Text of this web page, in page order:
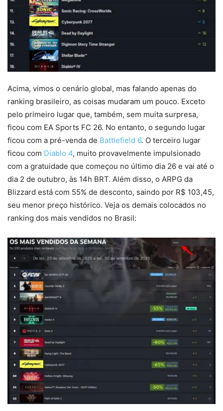
Acima, vimos o cenário global, mas falando apenas do
ranking brasileiro, as coisas mudaram um pouco. Exceto
pelo primeiro lugar que, também, sem muita surpresa,
ficou com EA Sports FC 26. No entanto, o segundo lugar
ficou com a pré-venda de Battlefield 6. O terceiro lugar
ficou com Diablo 4, muito provavelmente impulsionado
com a gratuidade que começou no último dia 26 e vai até o
dia 2 de outubro, às 14h BRT. Além disso, o ARPG da
Blizzard está com 55% de desconto, saindo por R$ 103,45,
seu menor preço histórico. Veja os demais colocados no
ranking dos mais vendidos no Brasil: